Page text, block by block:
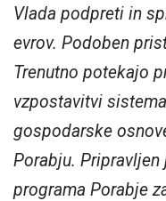
Vlada podpreti in
evrov. Podoben
Trenutno potekajo
vzpostavitvi
gospodarske
Porabju.
programa Porabje